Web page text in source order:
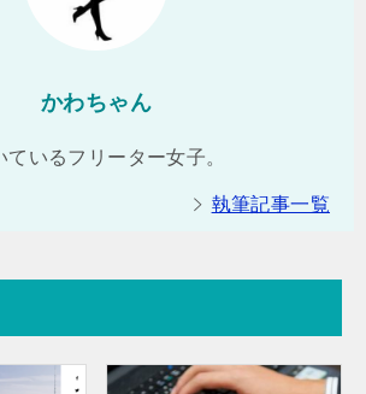
かわちゃん
いるフリーター女子。
執筆記事一覧